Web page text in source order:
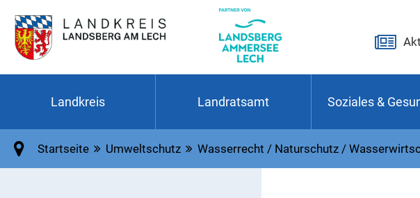
Landkreis Landratsamt Soziales &
Startseite Umweltschutz Wasserrecht / Naturschutz /